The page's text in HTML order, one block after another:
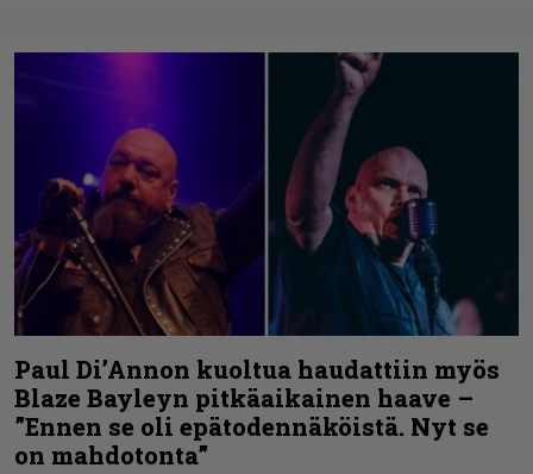
Paul Di’Annon kuoltua haudattiin myös
Blaze Bayleyn pitkäaikainen haave –
”Ennen se oli epätodennäköistä. Nyt se
on mahdotonta”